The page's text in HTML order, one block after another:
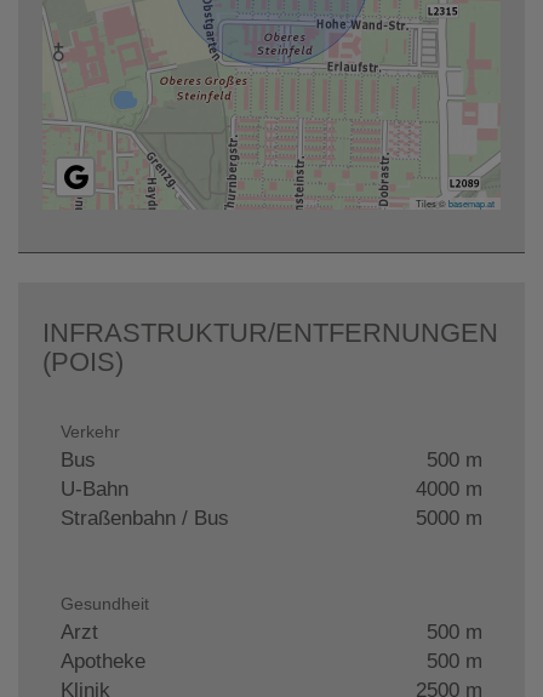
Tiles ©basemap.at
INFRASTRUKTUR/ENTFERNUNGEN
(POIS)
Verkehr
Bus
500 m
U-Bahn
4000 m
Straßenbahn / Bus
5000 m
Gesundheit
Arzt
500 m
Apotheke
500 m
Klinik
2500 m